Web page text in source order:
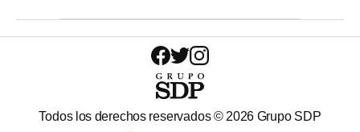
Todos los derechos reservados © 2026 Grupo SDP